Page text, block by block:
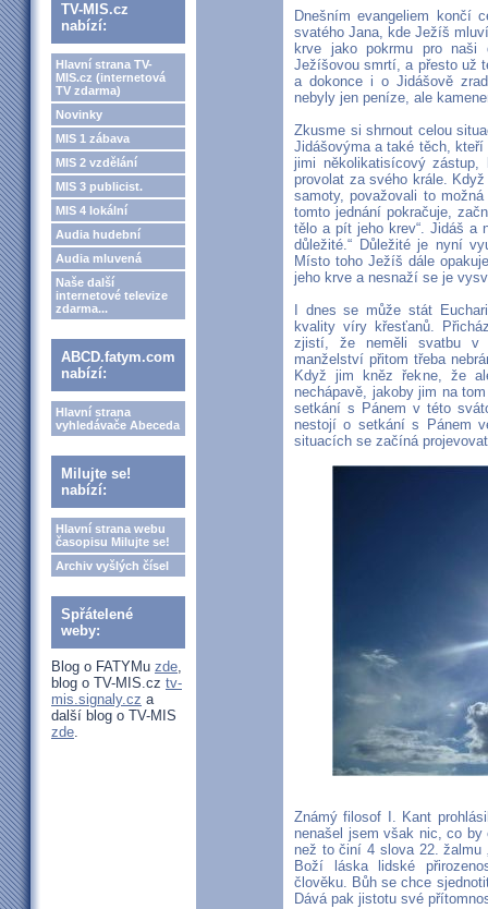
TV-MIS.cz
nabízí:
Hlavní strana TV-
MIS.cz (internetová
TV zdarma)
Novinky
MIS 1 zábava
MIS 2 vzdělání
MIS 3 publicist.
MIS 4 lokální
Audia hudební
Audia mluvená
Naše další
internetové televize
zdarma...
ABCD.fatym.com
nabízí:
Hlavní strana
vyhledávače Abeceda
Milujte se!
nabízí:
Hlavní strana webu
časopisu Milujte se!
Archiv vyšlých čísel
Spřátelené
weby:
Blog o FATYMu zde,
blog o TV-MIS.cz tv-
mis.signaly.cz a
další blog o TV-MIS
zde.
Dnešním evangeliem končí
svatého Jana, kde Ježíš
krve jako pokrmu pro
Ježíšovou smrtí, a přesto už
a dokonce i o Jidášově
nebyly jen peníze, ale
Zkusme si shrnout celou
Jidášovýma a také těch, kteří
jimi několikatisícový
provolat za svého krále.
samoty, považovali to
tomto jednání pokračuje,
tělo a pít jeho krev“. Jidáš a
důležité.“ Důležité je nyní
Místo toho Ježíš dále
jeho krve a nesnaží se je
I dnes se může stát
kvality víry křesťanů.
zjistí, že neměli svatbu v
manželství přitom třeba
Když jim kněz řekne, že
nechápavě, jakoby jim na
setkání s Pánem v této
nestojí o setkání s Pánem
situacích se začíná
Známý filosof I. Kant
nenašel jsem však nic, co
než to činí 4 slova 22. žalmu
Boží láska lidské
člověku. Bůh se chce
Dává pak jistotu své